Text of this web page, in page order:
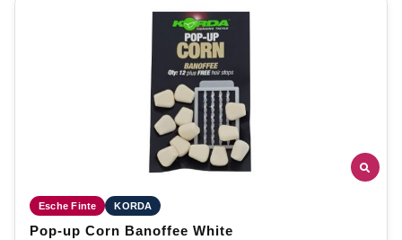
Esche Finte KORDA
Pop-up Corn Banoffee White